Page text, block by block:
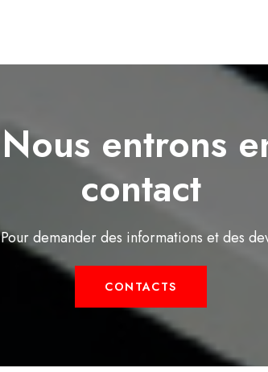
Nous entrons
contact
Pour demander des informations et des
CONTACTS